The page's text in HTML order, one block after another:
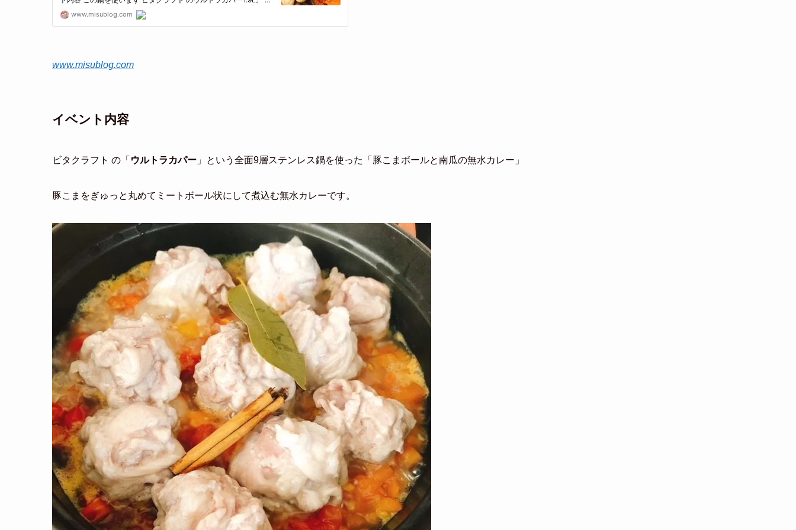
www.misublog.com
イベント内容
ビタクラフト の「 ウルトラカパー 」という全面9層ステンレス鍋を使った「豚こまボールと南瓜の無水カレー」
豚こまをぎゅっと丸めてミートボール状にして煮込む無水カレーです。